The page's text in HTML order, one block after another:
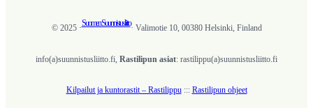
© 2025 ·
Suomen Suunnistusliitto
· Valimotie 10, 00380 Helsinki, Finland
info(a)suunnistusliitto.fi, Rastilipun asiat: rastilippu(a)suunnistusliitto.fi
Kilpailut ja kuntorastit – Rastilippu::: Rastilipun ohjeet